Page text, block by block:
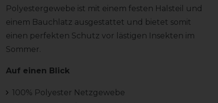
Polyestergewebe ist mit einem festen Halsteil und
einem Bauchlatz ausgestattet und bietet somit
einen perfekten Schutz vor lästigen Insekten im
Sommer.
Auf einen Blick
100% Polyester Netzgewebe